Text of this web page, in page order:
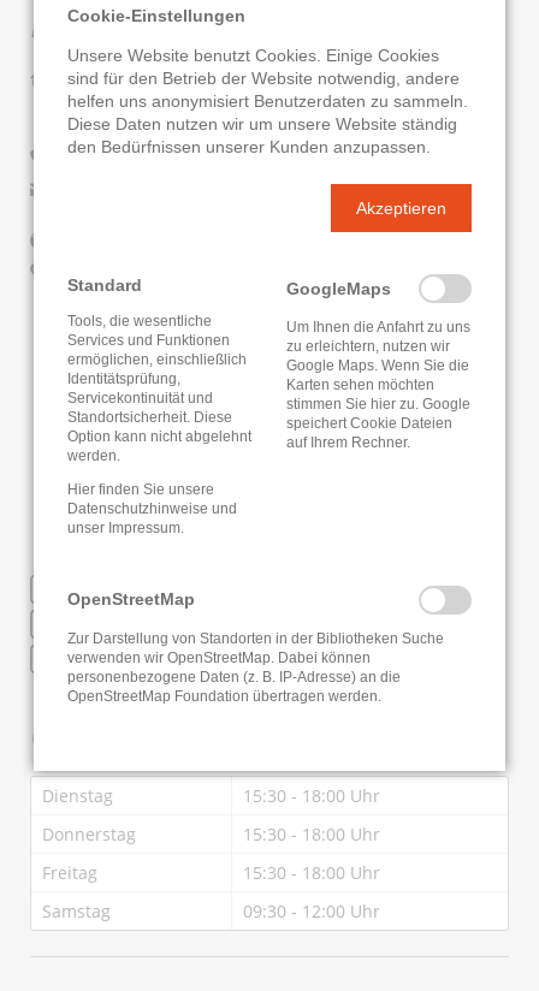
Kontaktdaten
Stadtbücherei Bad Schwalbach
Am Kurpark 1
65307 Bad Schwalbach
06124/4148
KATALOG ONLEIHE
WLAN
RFID
Öffnungszeiten
Dienstag
15:30 - 18:00 Uhr
Donnerstag
15:30 - 18:00 Uhr
Freitag
15:30 - 18:00 Uhr
Samstag
09:30 - 12:00 Uhr
Cookie-Einstellungen
Unsere Website benutzt Cookies. Einige Cookies
sind für den Betrieb der Website notwendig, andere
helfen uns anonymisiert Benutzerdaten zu sammeln.
Diese Daten nutzen wir um unsere Website ständig
den Bedürfnissen unserer Kunden anzupassen.
Akzeptieren
Standard
Tools, die wesentliche
Services und Funktionen
ermöglichen, einschließlich
Identitätsprüfung,
Servicekontinuität und
Standortsicherheit. Diese
Option kann nicht abgelehnt
werden.
Hier finden Sie unsere
Datenschutzhinweise und
unser Impressum.
GoogleMaps
Um Ihnen die Anfahrt zu uns
zu erleichtern, nutzen wir
Google Maps. Wenn Sie die
Karten sehen möchten
stimmen Sie hier zu. Google
speichert Cookie Dateien
auf Ihrem Rechner.
OpenStreetMap
Zur Darstellung von Standorten in der Bibliotheken Suche
verwenden wir OpenStreetMap. Dabei können
personenbezogene Daten (z. B. IP-Adresse) an die
OpenStreetMap Foundation übertragen werden.